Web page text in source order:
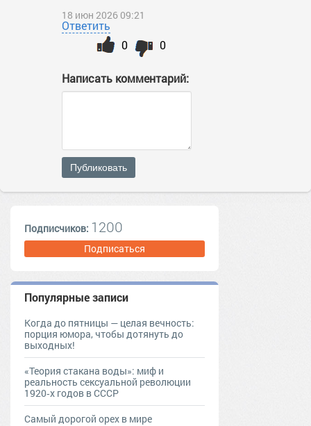
18 июн 2026 09:21
Ответить
0
0
Написать комментарий:
Публиковать
Подписчиков: 1200
Подписаться
Популярные записи
Когда до пятницы — целая вечность:
порция юмора, чтобы дотянуть до
выходных!
«Теория стакана воды»: миф и
реальность сексуальной революции
1920‑х годов в СССР
Самый дорогой орех в мире